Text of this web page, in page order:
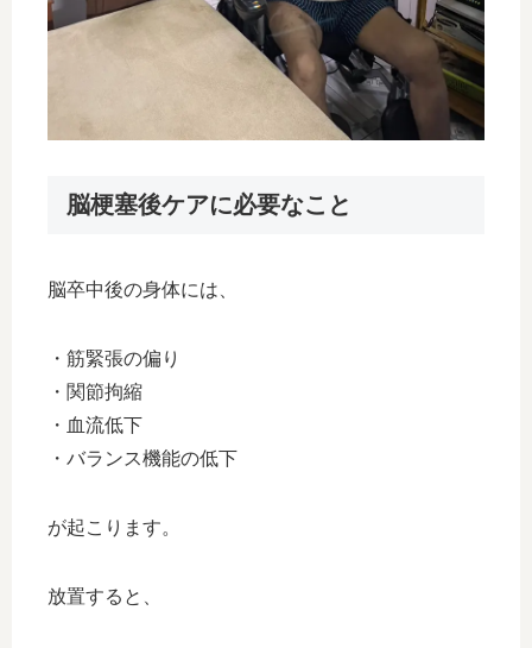
脳梗塞後ケアに必要なこと
脳卒中後の身体には、
・筋緊張の偏り
・関節拘縮
・血流低下
・バランス機能の低下
が起こります。
放置すると、